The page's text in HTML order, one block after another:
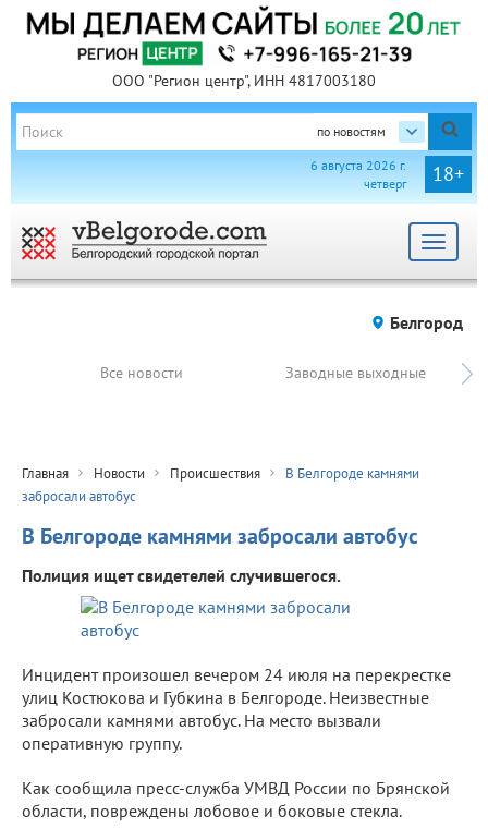
ООО "Регион центр", ИНН 4817003180
по новостям
18+
6 августа 2026 г.
четверг
Toggle
Белгород
Все новости Заводные выходные
Главная Новости Происшествия
В Белгороде камнями
забросали автобус
В Белгороде камнями забросали автобус
Полиция ищет свидетелей случившегося.
Инцидент произошел вечером 24 июля на перекрестке
улиц Костюкова и Губкина в Белгороде. Неизвестные
забросали камнями автобус. На место вызвали
оперативную группу.
Как сообщила пресс-служба УМВД России по Брянской
области, повреждены лобовое и боковые стекла.